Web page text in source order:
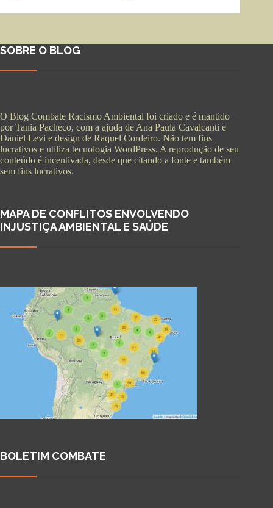
SOBRE O BLOG
O Blog Combate Racismo Ambiental foi criado e é mantido
por Tania Pacheco, com a ajuda de Ana Paula Cavalcanti e
Daniel Levi e design de Raquel Cordeiro. Não tem fins
lucrativos e utiliza tecnologia WordPress. A reprodução de seu
conteúdo é incentivada, desde que citando a fonte e também
sem fins lucrativos.
MAPA DE CONFLITOS ENVOLVENDO
INJUSTIÇA AMBIENTAL E SAÚDE
BOLETIM COMBATE